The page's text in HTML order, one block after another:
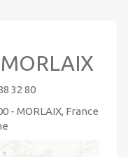
32 80
- MORLAIX, France